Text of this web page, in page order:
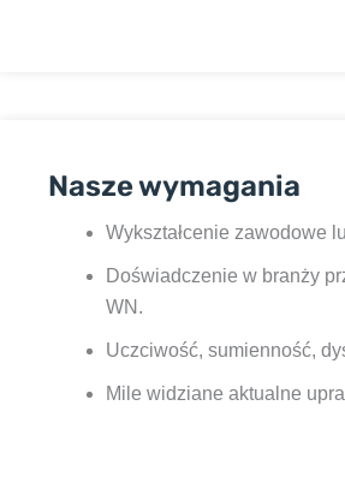
Nasze wymagania
Wykształcenie zawodowe
Doświadczenie w branży
WN.
Uczciwość, sumienność,
Mile widziane aktualne